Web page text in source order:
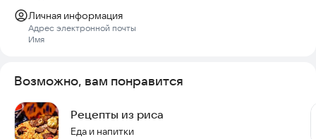
Личная информация
Адрес электронной почты
Имя
Возможно, вам понравится
Рецепты из риса
Еда и напитки